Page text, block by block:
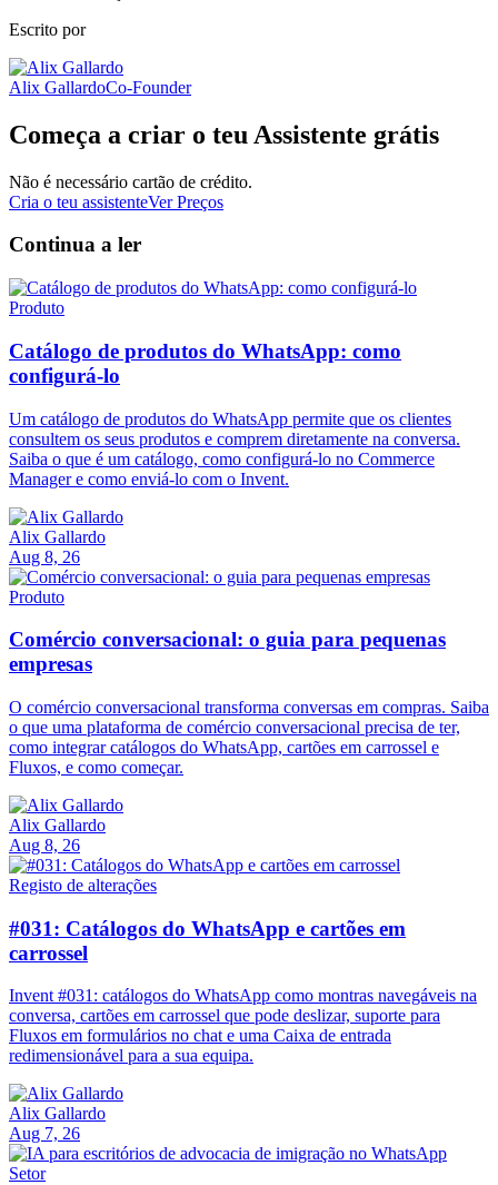
Escrito por
Alix GallardoCo-Founder
Começa a criar o teu Assistente grátis
Não é necessário cartão de crédito.
Cria o teu assistenteVer Preços
Continua a ler
Produto
Catálogo de produtos do WhatsApp: como
configurá-lo
Um catálogo de produtos do WhatsApp permite que os clientes
consultem os seus produtos e comprem diretamente na conversa.
Saiba o que é um catálogo, como configurá-lo no Commerce
Manager e como enviá-lo com o Invent.
Alix Gallardo
Aug 8, 26
Produto
Comércio conversacional: o guia para pequenas
empresas
O comércio conversacional transforma conversas em compras. Saiba
o que uma plataforma de comércio conversacional precisa de ter,
como integrar catálogos do WhatsApp, cartões em carrossel e
Fluxos, e como começar.
Alix Gallardo
Aug 8, 26
Registo de alterações
#031: Catálogos do WhatsApp e cartões em
carrossel
Invent #031: catálogos do WhatsApp como montras navegáveis na
conversa, cartões em carrossel que pode deslizar, suporte para
Fluxos em formulários no chat e uma Caixa de entrada
redimensionável para a sua equipa.
Alix Gallardo
Aug 7, 26
Setor